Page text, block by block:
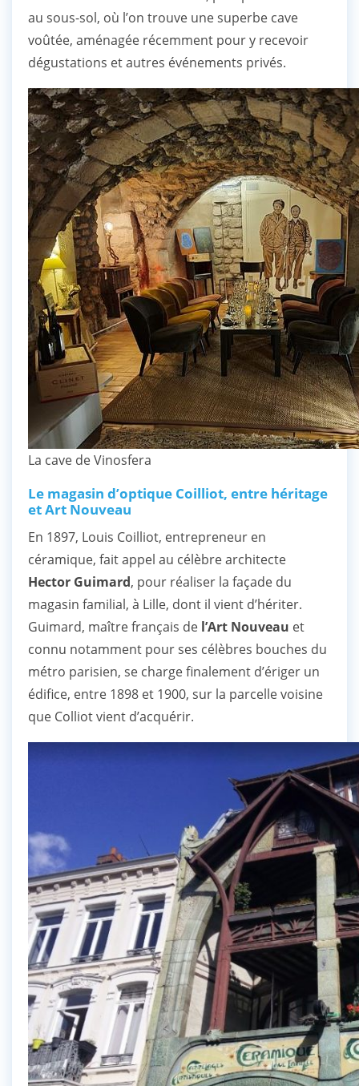
au sous-sol, où l’on trouve une superbe cave
voûtée, aménagée récemment pour y recevoir
dégustations et autres événements privés.
La cave de Vinosfera
Le magasin d’optique Coilliot, entre héritage
et Art Nouveau
En 1897, Louis Coilliot, entrepreneur en
céramique, fait appel au célèbre architecte
Hector Guimard, pour réaliser la façade du
magasin familial, à Lille, dont il vient d’hériter.
Guimard, maître français de l’Art Nouveau et
connu notamment pour ses célèbres bouches du
métro parisien, se charge finalement d’ériger un
édifice, entre 1898 et 1900, sur la parcelle voisine
que Colliot vient d’acquérir.